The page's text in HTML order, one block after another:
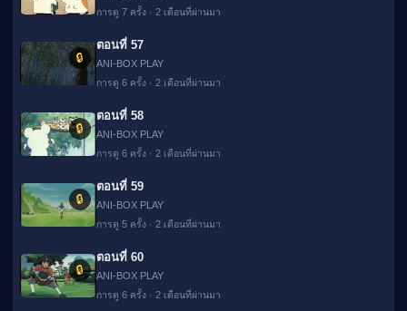
การดู 7 ครั้ง · 2 เดือนที่ผ่านมา
🔒
ตอนที่ 57
ANI-BOX PLAY
การดู 6 ครั้ง · 2 เดือนที่ผ่านมา
🔒
ตอนที่ 58
ANI-BOX PLAY
การดู 6 ครั้ง · 2 เดือนที่ผ่านมา
🔒
ตอนที่ 59
ANI-BOX PLAY
การดู 5 ครั้ง · 2 เดือนที่ผ่านมา
🔒
ตอนที่ 60
ANI-BOX PLAY
การดู 6 ครั้ง · 2 เดือนที่ผ่านมา